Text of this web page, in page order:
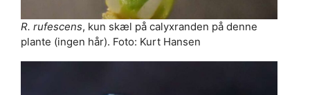
R. rufescens, kun skæl på calyxranden på denne
plante (ingen hår). Foto: Kurt Hansen